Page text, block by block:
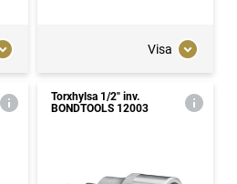
Visa
Torxhylsa 1/2" inv.
BONDTOOLS 12003